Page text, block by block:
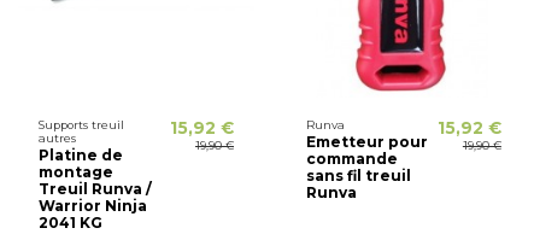
Supports treuil
autres
Platine de
montage
Treuil Runva /
Warrior Ninja
2041 KG
15,92 €
19,90 €
Runva
Emetteur pour
commande
sans fil treuil
Runva
15,92 €
19,90 €